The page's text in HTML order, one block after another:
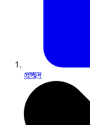
প্রচ্ছদ